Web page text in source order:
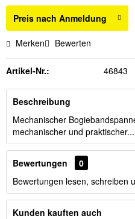
Preis nach Anmeldung
Merken Bewerten
Artikel-Nr.: 46843
Beschreibung
Mechanischer
mechanischer und praktischer...
Bewertungen
0
Bewertungen lesen, schreiben
Kunden kauften auch